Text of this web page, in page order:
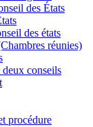
des États
des états
réunies)
conseils
procédure